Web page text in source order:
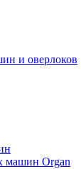
и оверлоков
машин Organ